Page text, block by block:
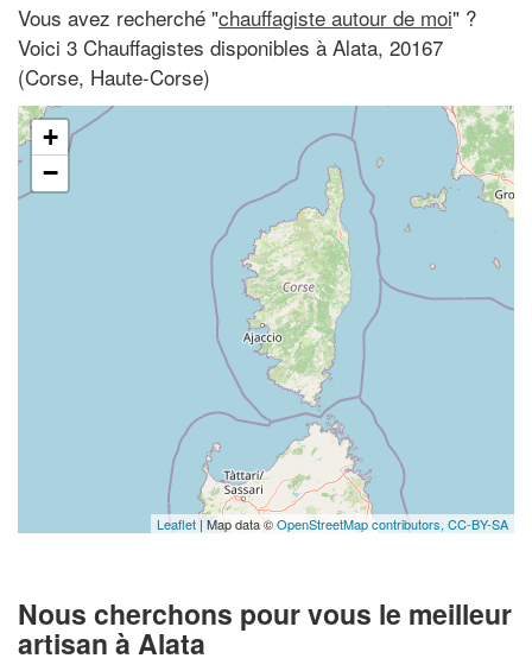
Vous avez recherché "chauffagiste autour de moi" ?
Voici 3 Chauffagistes disponibles à Alata, 20167
(Corse, Haute-Corse)
+
−
Leaflet | Map data ©OpenStreetMap contributors, CC-BY-SA
Nous cherchons pour vous le meilleur
artisan à Alata